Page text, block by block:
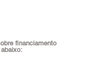
financiamento